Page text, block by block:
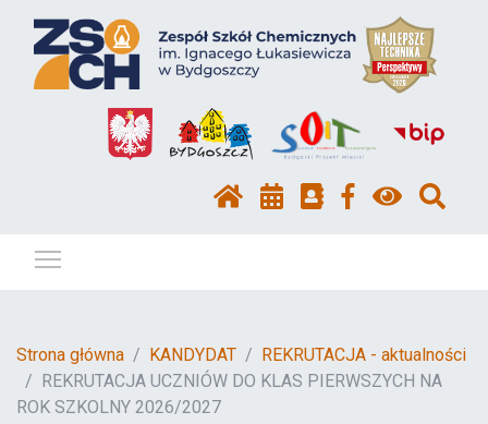
Strona główna KANDYDAT
REKRUTACJA - aktualności
REKRUTACJA UCZNIÓW DO KLAS PIERWSZYCH NA
ROK SZKOLNY 2026/2027